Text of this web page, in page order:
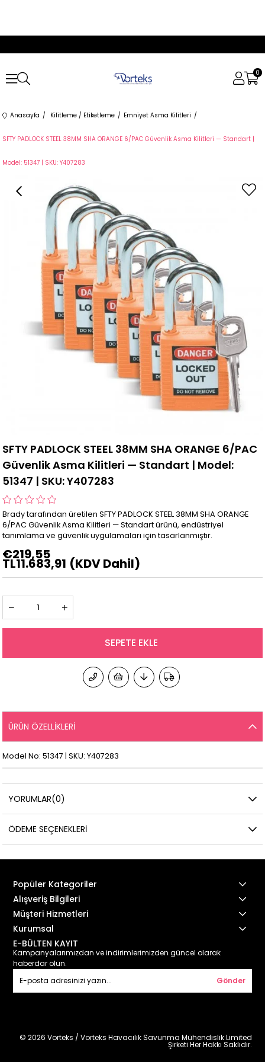
0
Anasayfa Kilitleme / Etiketleme Emniyet Asma Kilitleri
SFTY PADLOCK STEEL 38MM SHA ORANGE 6/PAC Güvenlik Asma Kilitleri — Standart |
Model: 51347 | SKU: Y407283
SFTY PADLOCK STEEL 38MM SHA ORANGE 6/PAC
Güvenlik Asma Kilitleri — Standart | Model:
51347 | SKU: Y407283
Brady tarafından üretilen SFTY PADLOCK STEEL 38MM SHA ORANGE
6/PAC Güvenlik Asma Kilitleri — Standart ürünü, endüstriyel
tanımlama ve güvenlik uygulamaları için tasarlanmıştır.
€219,55
TL11.683,91 (KDV Dahil)
ÜRÜN ÖZELLIKLERI
Model No: 51347 | SKU: Y407283
YORUMLAR(0)
ÖDEME SEÇENEKLERI
Popüler Kategoriler
Alışveriş Bilgileri
Müşteri Hizmetleri
Kurumsal
E-BÜLTEN KAYIT
Kampanyalarımızdan ve indirimlerimizden güncel olarak
haberdar olun.
Gönder
© 2026 Vorteks / Vorteks Havacılık Savunma Mühendislik Limited
Şirketi Her Hakkı Saklıdır.